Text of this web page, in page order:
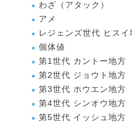
わざ（アタック）
アメ
レジェンズ世代 ヒスイ
個体値
第1世代 カントー地方
第2世代 ジョウト地方
第3世代 ホウエン地方
第4世代 シンオウ地方
第5世代 イッシュ地方